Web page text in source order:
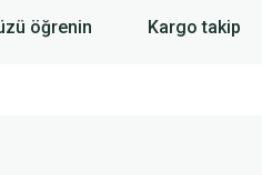
öğrenin Kargo takip